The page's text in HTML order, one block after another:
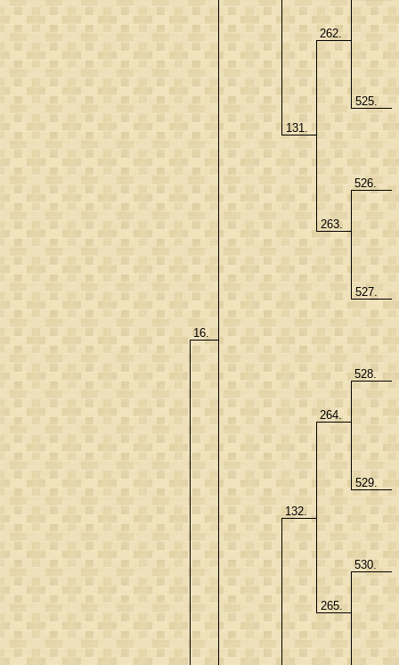
16.
131.
262.
525.
263.
526.
527.
132.
264.
528.
529.
265.
530.